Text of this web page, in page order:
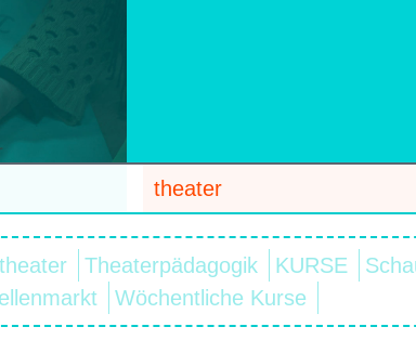
theater
Theaterpädagogik KURSE
Wöchentliche Kurse